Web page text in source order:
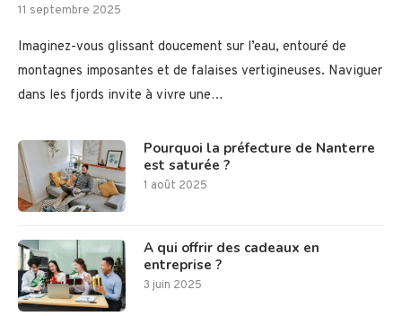
11 septembre 2025
Imaginez-vous glissant doucement sur l’eau, entouré de
montagnes imposantes et de falaises vertigineuses. Naviguer
dans les fjords invite à vivre une…
Pourquoi la préfecture de Nanterre
est saturée ?
1 août 2025
A qui offrir des cadeaux en
entreprise ?
3 juin 2025